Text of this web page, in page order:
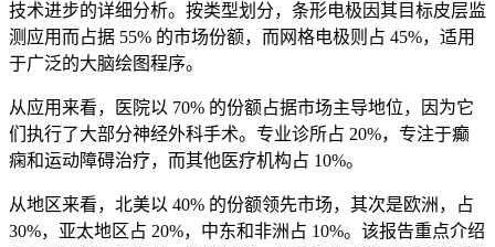
技术进步的详细分析。按类型划分，条形电极因其目标皮层监
测应用而占据 55% 的市场份额，而网格电极则占 45%，适用
于广泛的大脑绘图程序。
从应用来看，医院以 70% 的份额占据市场主导地位，因为它
们执行了大部分神经外科手术。专业诊所占 20%，专注于癫
痫和运动障碍治疗，而其他医疗机构占 10%。
从地区来看，北美以 40% 的份额领先市场，其次是欧洲，占
30%，亚太地区占 20%，中东和非洲占 10%。该报告重点介绍